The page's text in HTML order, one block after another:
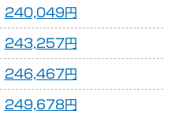
240,049円
243,257円
246,467円
249,678円